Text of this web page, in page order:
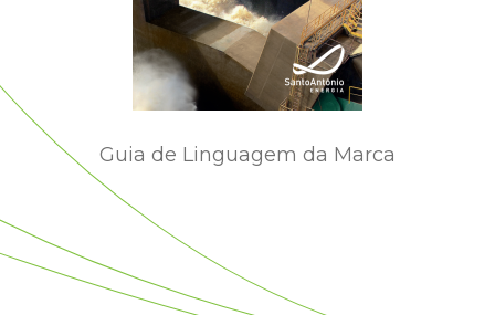
Guia de Linguagem da Marca